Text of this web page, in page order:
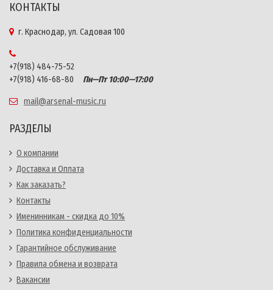
КОНТАКТЫ
г. Краснодар, ул. Садовая 100
+7(918) 484-75-52
+7(918) 416-68-80
Пн—Пт 10:00—17:00
mail@arsenal-music.ru
РАЗДЕЛЫ
О компании
Доставка и Оплата
Как заказать?
Контакты
Именинникам - скидка до 10%
Политика конфиденциальности
Гарантийное обслуживание
Правила обмена и возврата
Вакансии